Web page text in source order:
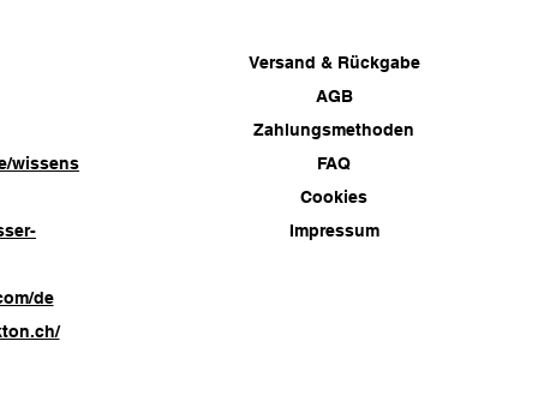
wissens
de
Versand & Rückgabe
AGB
Zahlungsmethoden
FAQ
Cookies
Impressum